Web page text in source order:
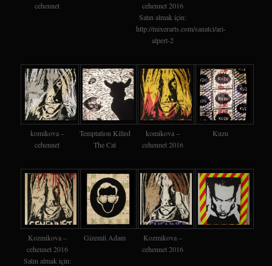
cehennet
cehennet 2016
Satın almak için:
http://mixerarts.com/sanatci/ari-
alpert-2
komikova –
cehennet
Temptation Killed
The Cat
komikova –
cehennet 2016
Kuzu
Kozmikova –
cehennet 2016
Satın almak için:
Gizemli Adam
Kozmikova –
cehennet 2016